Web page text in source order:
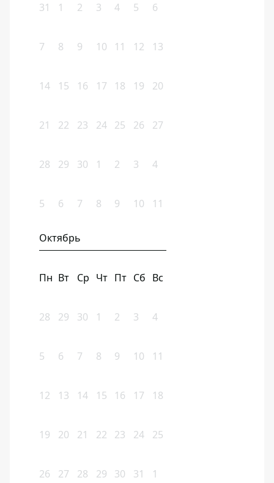
31 1 2 3 4 5 6
7 8 9 10 11 12 13
14 15 16 17 18 19 20
21 22 23 24 25 26 27
28 29 30 1 2 3 4
5 6 7 8 9 10 11
Октябрь
Пн Вт Ср Чт Пт Сб Вс
28 29 30 1 2 3 4
5 6 7 8 9 10 11
12 13 14 15 16 17 18
19 20 21 22 23 24 25
26 27 28 29 30 31 1